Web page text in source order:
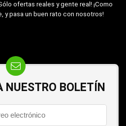
ofertas reales y gente real! ¡Como
y pasa un buen rato con nosotros!
NUESTRO BOLETÍN